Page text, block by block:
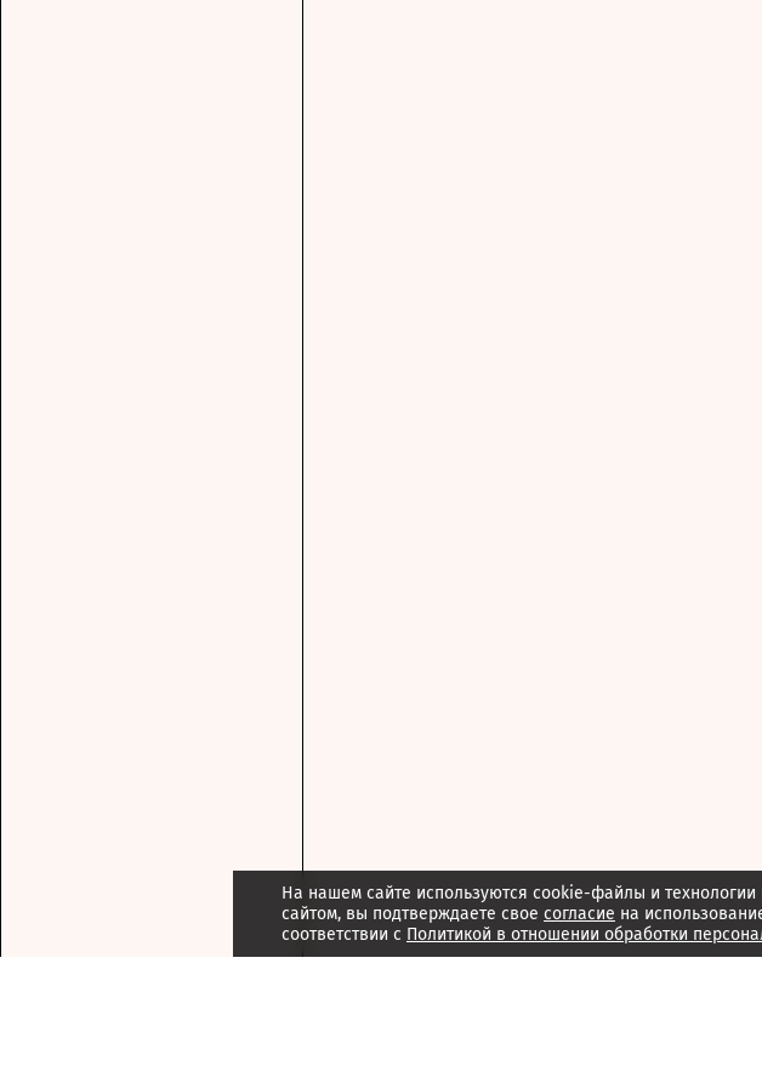
На нашем сайте используются cookie-файлы и
сайтом, вы подтверждаете свое согласие на
соответствии с Политикой в отношении обработки